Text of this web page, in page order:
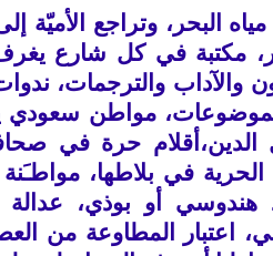
مياه البحر، وتراجع الأميّة
مكتبة في كل شارع
والآداب والترجمات،
مواطن سعودي
الدين،أقلام حرة في
في بلاطها،
هندوسي أو بوذي، عدالة
اعتبار المطاوعة